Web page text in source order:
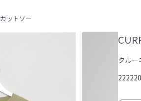
カットソー
クルー